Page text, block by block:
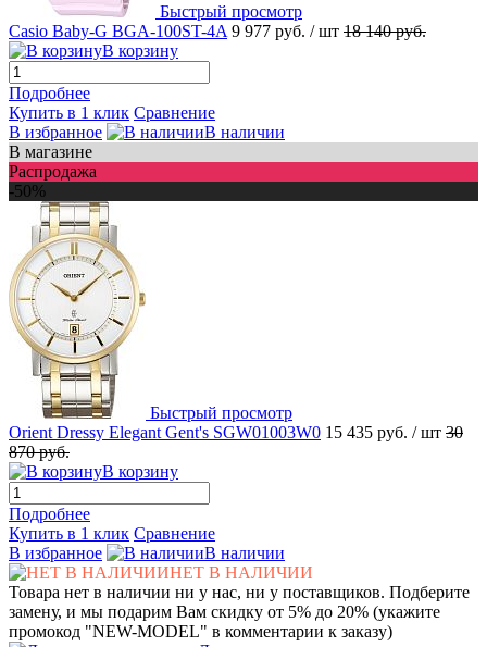
Быстрый просмотр
Casio Baby-G BGA-100ST-4A 9 977 руб. / шт 18 140 руб.
В корзину
Подробнее
Купить в 1 клик Сравнение
В избранное
В наличии
В магазине
Распродажа
-50%
Быстрый просмотр
Orient Dressy Elegant Gent's SGW01003W0 15 435 руб. / шт 30
870 руб.
В корзину
Подробнее
Купить в 1 клик Сравнение
В избранное
В наличии
НЕТ В НАЛИЧИИ
Товара нет в наличии ни у нас, ни у поставщиков. Подберите
замену, и мы подарим Вам скидку от 5% до 20% (укажите
промокод "NEW-MODEL" в комментарии к заказу)